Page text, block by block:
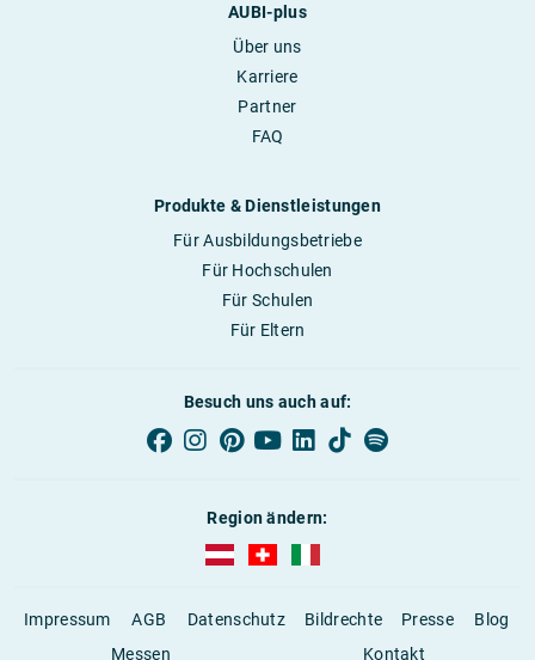
AUBI-plus
Über uns
Karriere
Partner
FAQ
Produkte & Dienstleistungen
Für Ausbildungsbetriebe
Für Hochschulen
Für Schulen
Für Eltern
Besuch uns auch auf:
Region ändern:
AUBI-plus Österreich (deutsch)
Impressum AGB Datenschutz Bildrechte Presse
Blog
Messen
Kontakt